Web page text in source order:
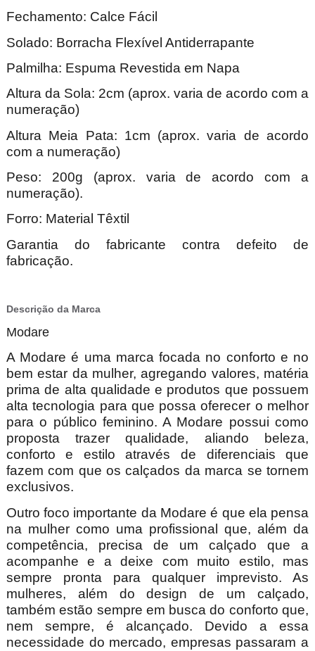
Fechamento: Calce Fácil
Solado: Borracha Flexível Antiderrapante
Palmilha: Espuma Revestida em Napa
Altura da Sola: 2cm (aprox. varia de acordo com a
numeração)
Altura Meia Pata: 1cm (aprox. varia de acordo
com a numeração)
Peso: 200g (aprox. varia de acordo com a
numeração).
Forro: Material Têxtil
Garantia do fabricante contra defeito de
fabricação.
Descrição da Marca
Modare
A Modare é uma marca focada no conforto e no
bem estar da mulher, agregando valores, matéria
prima de alta qualidade e produtos que possuem
alta tecnologia para que possa oferecer o melhor
para o público feminino. A Modare possui como
proposta trazer qualidade, aliando beleza,
conforto e estilo através de diferenciais que
fazem com que os calçados da marca se tornem
exclusivos.
Outro foco importante da Modare é que ela pensa
na mulher como uma profissional que, além da
competência, precisa de um calçado que a
acompanhe e a deixe com muito estilo, mas
sempre pronta para qualquer imprevisto. As
mulheres, além do design de um calçado,
também estão sempre em busca do conforto que,
nem sempre, é alcançado. Devido a essa
necessidade do mercado, empresas passaram a